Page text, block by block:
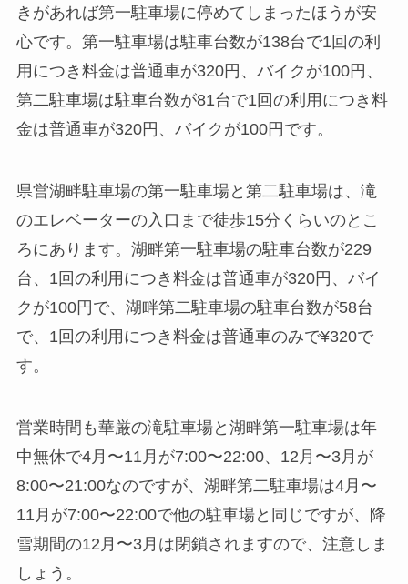
きがあれば第一駐車場に停めてしまったほうが安
心です。第一駐車場は駐車台数が138台で1回の利
用につき料金は普通車が320円、バイクが100円、
第二駐車場は駐車台数が81台で1回の利用につき料
金は普通車が320円、バイクが100円です。
県営湖畔駐車場の第一駐車場と第二駐車場は、滝
のエレベーターの入口まで徒歩15分くらいのとこ
ろにあります。湖畔第一駐車場の駐車台数が229
台、1回の利用につき料金は普通車が320円、バイ
クが100円で、湖畔第二駐車場の駐車台数が58台
で、1回の利用につき料金は普通車のみで¥320で
す。
営業時間も華厳の滝駐車場と湖畔第一駐車場は年
中無休で4月〜11月が7:00〜22:00、12月〜3月が
8:00〜21:00なのですが、湖畔第二駐車場は4月〜
11月が7:00〜22:00で他の駐車場と同じですが、
降
雪期間の12月〜3月は閉鎖されますので、注意しま
しょう。